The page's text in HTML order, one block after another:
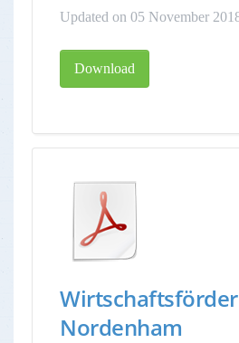
Updated on 05 November
Download
Nordenham